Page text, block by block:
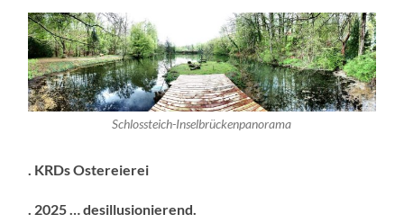
Schlossteich-Inselbrückenpanorama
. KRDs Ostereierei
. 2025 … desillusionierend.